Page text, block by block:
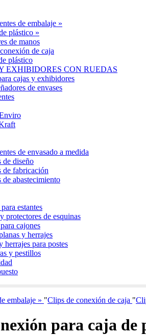
de embalaje »
plástico »
de manos
de caja
plástico
EXHIBIDORES CON RUEDAS
cajas y exhibidores
de envases
de envasado a medida
de diseño
de fabricación
de abastecimiento
estantes
protectores de esquinas
cajones
y herrajes
herrajes para postes
y pestillos
embalaje » "Clips de conexión de caja "
para caja